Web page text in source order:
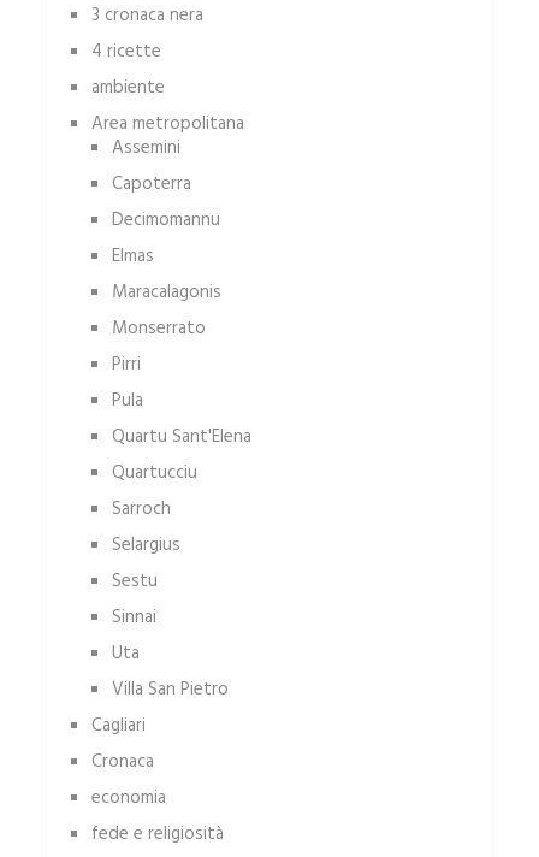
3 cronaca nera
4 ricette
ambiente
Area metropolitana
Assemini
Capoterra
Decimomannu
Elmas
Maracalagonis
Monserrato
Pirri
Pula
Quartu Sant'Elena
Quartucciu
Sarroch
Selargius
Sestu
Sinnai
Uta
Villa San Pietro
Cagliari
Cronaca
economia
fede e religiosità